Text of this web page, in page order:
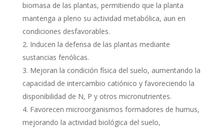
biomasa de las plantas, permitiendo que la planta
mantenga a pleno su actividad metabólica, aun en
condiciones desfavorables.
Inducen la defensa de las plantas mediante
sustancias fenólicas.
Mejoran la condición física del suelo, aumentando la
capacidad de intercambio catiónico y favoreciendo la
disponibilidad de N, P y otros micronutrientes.
Favorecen microorganismos formadores de humus,
mejorando la actividad biológica del suelo,